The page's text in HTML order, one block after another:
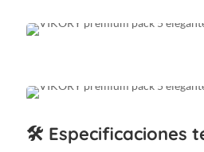
pares
Drumsticks
Almohadilla
🛠️ Especificaciones